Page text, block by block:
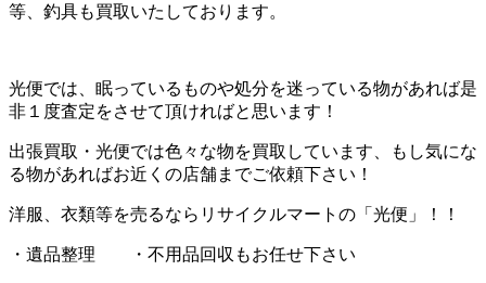
等、釣具も買取いたしております。
光便では、眠っているものや処分を迷っている物があれば是
非１度査定をさせて頂ければと思います！
出張買取・光便では色々な物を買取しています、もし気にな
る物があればお近くの店舗までご依頼下さい！
洋服、衣類等を売るならリサイクルマートの「光便」！！
・遺品整理 ・不用品回収もお任せ下さい